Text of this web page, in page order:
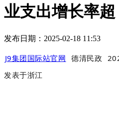
业支出增长率超
发布日期：2025-02-18 11:53
J9集团国际站官网 德清民政
发表于浙江